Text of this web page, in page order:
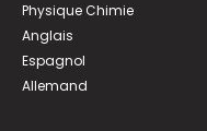
Physique Chimie
Anglais
Espagnol
Allemand